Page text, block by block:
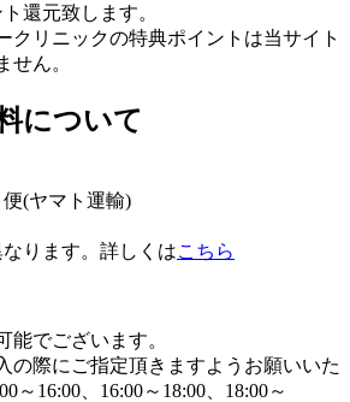
還元致します。
クリニックの特典ポイントは当サイト
せん。
について
(ヤマト運輸)
ります。詳しくはこちら
能でございます。
の際にご指定頂きますようお願いいた
～16:00、16:00～18:00、18:00～